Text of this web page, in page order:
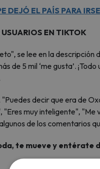
DEJÓ EL PAÍS PARA
EN TIKTOK
se lee en la descripción
de 5 mil ‘me gusta’.
decir que era de
"Eres muy inteligente",
de los comentarios
te mueve y